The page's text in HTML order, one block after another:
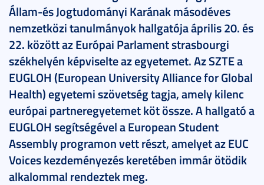
Állam-és Jogtudományi Karának másodéves
nemzetközi tanulmányok hallgatója április 20. és
22. között az Európai Parlament strasbourgi
székhelyén képviselte az egyetemet. Az SZTE a
EUGLOH (European University Alliance for Global
Health) egyetemi szövetség tagja, amely kilenc
európai partneregyetemet köt össze. A hallgató a
EUGLOH segítségével a European Student
Assembly programon vett részt, amelyet az EUC
Voices kezdeményezés keretében immár ötödik
alkalommal rendeztek meg.